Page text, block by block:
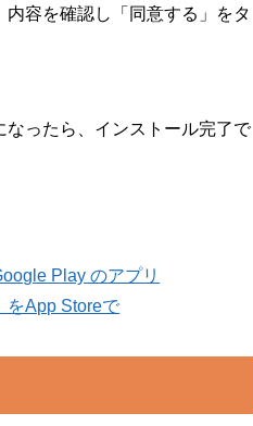
容を確認し「同意する」をタ
ったら、インストール完了で
Play のアプリ
をApp Storeで